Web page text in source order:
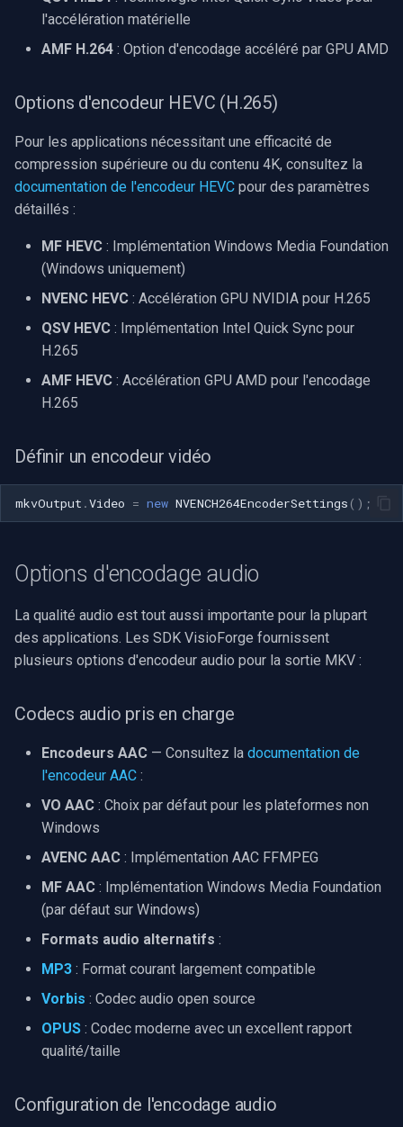
Sanyo
Edimax
Uniview (UNV)
Tiandy
Wisenet
Annke
Wyze
Verkada
Rhombus
Arlo
Eufy Security
Tenda
Mercusys
l'accélération matérielle
AMF H.264 : Option d'encodage accéléré par GPU AMD
Options d'encodeur HEVC (H.265)
Pour les applications nécessitant une efficacité de
compression supérieure ou du contenu 4K, consultez la
documentation de l'encodeur HEVC pour des paramètres
détaillés :
MF HEVC : Implémentation Windows Media Foundation
(Windows uniquement)
NVENC HEVC : Accélération GPU NVIDIA pour H.265
QSV HEVC : Implémentation Intel Quick Sync pour
H.265
AMF HEVC : Accélération GPU AMD pour l'encodage
H.265
Définir un encodeur vidéo
mkvOutput .Video = new NVENCH264EncoderSettings ();
Options d'encodage audio
La qualité audio est tout aussi importante pour la plupart
des applications. Les SDK VisioForge fournissent
plusieurs options d'encodeur audio pour la sortie MKV :
Codecs audio pris en charge
Encodeurs AAC — Consultez la documentation de
l'encodeur AAC :
VO AAC : Choix par défaut pour les plateformes non
Windows
AVENC AAC : Implémentation AAC FFMPEG
MF AAC : Implémentation Windows Media Foundation
(par défaut sur Windows)
Formats audio alternatifs :
MP3 : Format courant largement compatible
Vorbis : Codec audio open source
OPUS : Codec moderne avec un excellent rapport
qualité/taille
Configuration de l'encodage audio